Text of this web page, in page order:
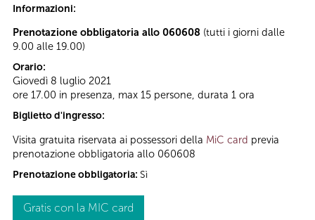
Informazioni:
Prenotazione obbligatoria allo 060608 (tutti i giorni dalle
9.00 alle 19.00)
Orario:
Giovedì 8 luglio 2021
ore 17.00 in presenza, max 15 persone, durata 1 ora
Biglietto d'ingresso:
Visita gratuita riservata ai possessori della MiC card previa
prenotazione obbligatoria allo 060608
Prenotazione obbligatoria: Sì
Gratis con la MIC card